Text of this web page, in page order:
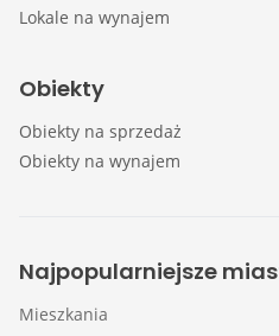
Lokale na wynajem
Obiekty
Obiekty na sprzedaż
Obiekty na wynajem
Najpopularniejsze
Mieszkania